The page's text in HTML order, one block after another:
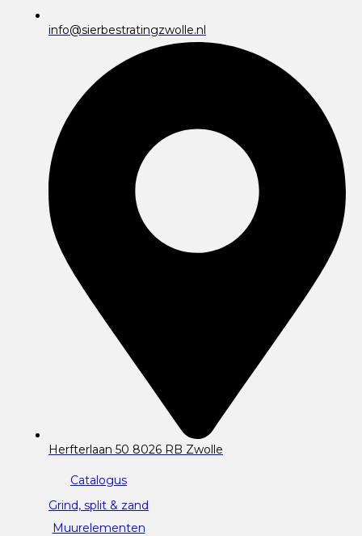
info@sierbestratingzwolle.nl
Herfterlaan 50 8026 RB Zwolle
Catalogus
Grind, split & zand
Muurelementen